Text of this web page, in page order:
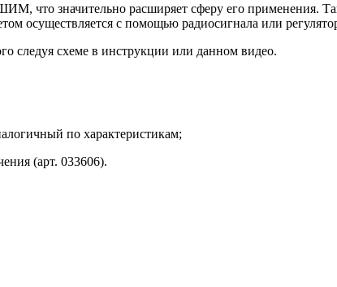
что значительно расширяет сферу его применения.
осуществляется с помощью радиосигнала или
следуя схеме в инструкции или данном видео.
по характеристикам;
(арт. 033606).